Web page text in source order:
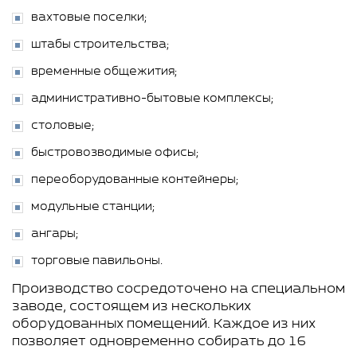
вахтовые поселки;
штабы строительства;
временные общежития;
административно-бытовые комплексы;
столовые;
быстровозводимые офисы;
переоборудованные контейнеры;
модульные станции;
ангары;
торговые павильоны.
Производство сосредоточено на специальном
заводе, состоящем из нескольких
оборудованных помещений. Каждое из них
позволяет одновременно собирать до 16